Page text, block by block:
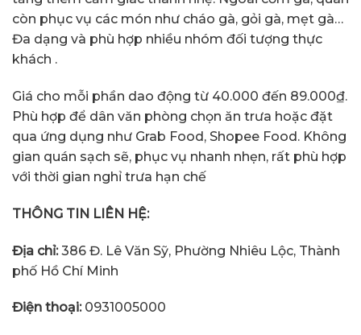
còn phục vụ các món như cháo gà, gỏi gà, mẹt gà…
Đa dạng và phù hợp nhiều nhóm đối tượng thực
khách .
Giá cho mỗi phần dao động từ 40.000 đến 89.000₫.
Phù hợp để dân văn phòng chọn ăn trưa hoặc đặt
qua ứng dụng như Grab Food, Shopee Food. Không
gian quán sạch sẽ, phục vụ nhanh nhẹn, rất phù hợp
với thời gian nghỉ trưa hạn chế
THÔNG TIN LIÊN HỆ:
Địa chỉ:386 Đ. Lê Văn Sỹ, Phường Nhiêu Lộc, Thành
phố Hồ Chí Minh
Điện thoại:0931005000